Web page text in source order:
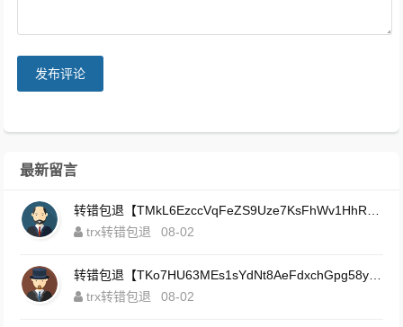
发布评论
最新留言
trx转错包退
08-02
trx转错包退
08-02